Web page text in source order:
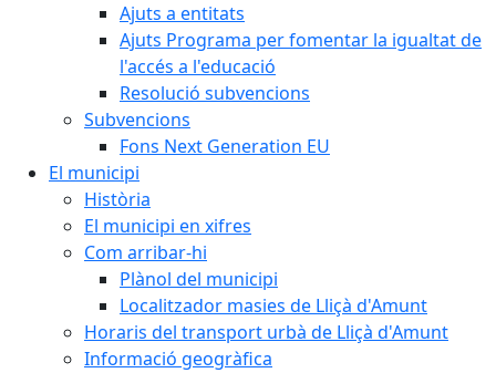
Ajuts a entitats
Ajuts Programa per fomentar la igualtat de
l'accés a l'educació
Resolució subvencions
Subvencions
Fons Next Generation EU
El municipi
Història
El municipi en xifres
Com arribar-hi
Plànol del municipi
Localitzador masies de Lliçà d'Amunt
Horaris del transport urbà de Lliçà d'Amunt
Informació geogràfica